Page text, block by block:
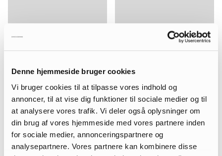
Denne hjemmeside bruger cookies
Vi bruger cookies til at tilpasse vores indhold og
annoncer, til at vise dig funktioner til sociale medier og til
at analysere vores trafik. Vi deler også oplysninger om
din brug af vores hjemmeside med vores partnere inden
for sociale medier, annonceringspartnere og
analysepartnere. Vores partnere kan kombinere disse